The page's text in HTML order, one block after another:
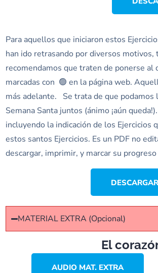
Para aquellos que iniciaron estos
han ido retrasando por diversos
recomendamos que traten de ponerse al
marcadas con 🟢 en la página web.
más adelante. Se trata de que
Semana Santa juntos (ánimo ¡aún
incluyendo la indicación de los Ejercicios
estos santos Ejercicios. Es un PDF no
descargar, imprimir, y marcar su
MATERIAL EXTRA (Opcional)
El
AUDIO MAT. EXTRA